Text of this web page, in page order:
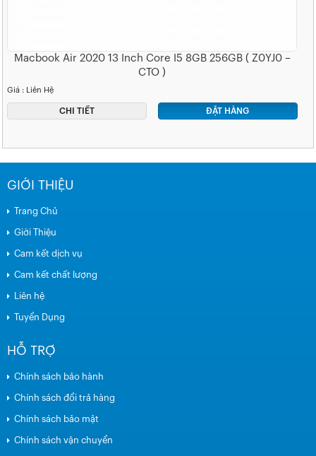
Macbook Air 2020 13 Inch Core I5 8GB 256GB ( Z0YJ0 –
CTO )
Giá : Liên Hệ
CHI TIẾT ĐẶT HÀNG
GIỚI THIỆU
Trang Chủ
Giới Thiệu
Cam kết dịch vụ
Cam kết chất lượng
Liên hệ
Tuyển Dụng
HỖ TRỢ
Chính sách bảo hành
Chính sách đổi trả hàng
Chính sách bảo mật
Chính sách vận chuyển